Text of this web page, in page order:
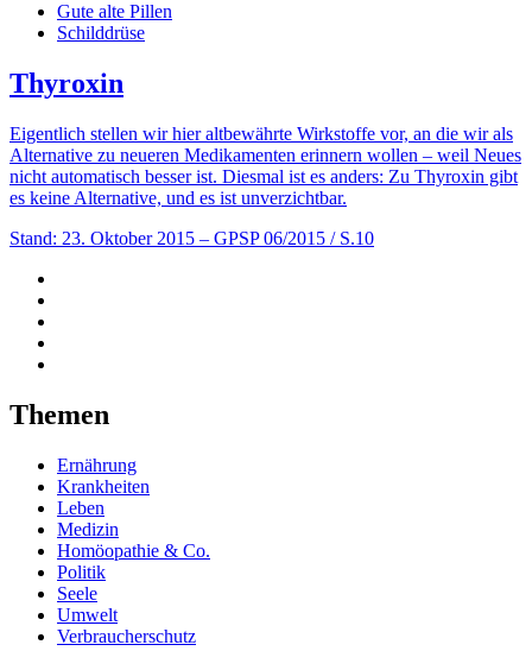
Gute alte Pillen
Schilddrüse
Thyroxin
Eigentlich stellen wir hier altbewährte Wirkstoffe vor, an die wir als
Alternative zu neueren Medikamenten erinnern wollen – weil Neues
nicht automatisch besser ist. Diesmal ist es anders: Zu Thyroxin gibt
es keine Alternative, und es ist unverzichtbar.
Stand: 23. Oktober 2015 – GPSP 06/2015 / S.10
Themen
Ernährung
Krankheiten
Leben
Medizin
Homöopathie & Co.
Politik
Seele
Umwelt
Verbraucherschutz